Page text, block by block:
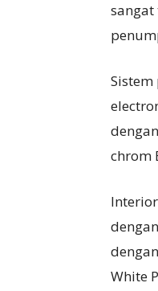
Sistem
chrom
White